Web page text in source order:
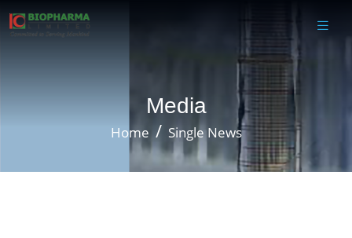
Media
Home Single News